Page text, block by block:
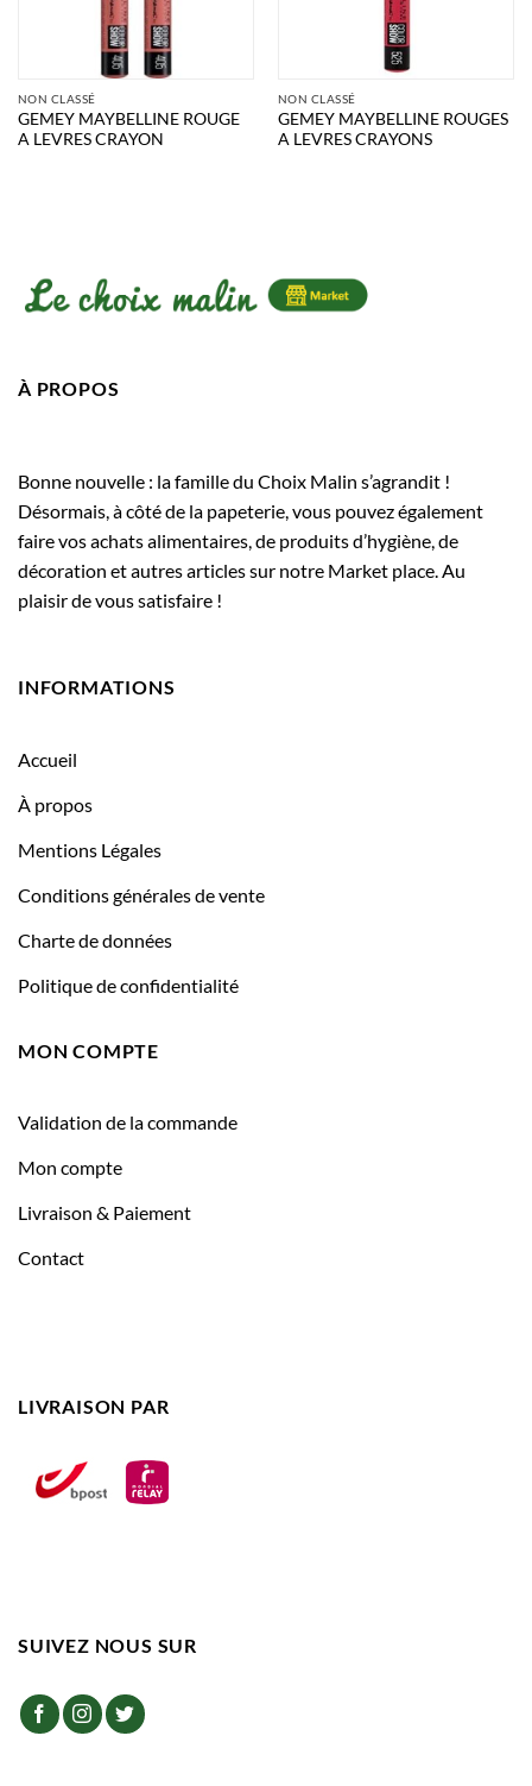
NON CLASSÉ
GEMEY MAYBELLINE ROUGE
A LEVRES CRAYON
NON CLASSÉ
GEMEY MAYBELLINE ROUGES
A LEVRES CRAYONS
À PROPOS
Bonne nouvelle : la famille du Choix Malin s’agrandit !
Désormais, à côté de la papeterie, vous pouvez également
faire vos achats alimentaires, de produits d’hygiène, de
décoration et autres articles sur notre Market place. Au
plaisir de vous satisfaire !
INFORMATIONS
Accueil
À propos
Mentions Légales
Conditions générales de vente
Charte de données
Politique de confidentialité
MON COMPTE
Validation de la commande
Mon compte
Livraison & Paiement
Contact
LIVRAISON PAR
SUIVEZ NOUS SUR